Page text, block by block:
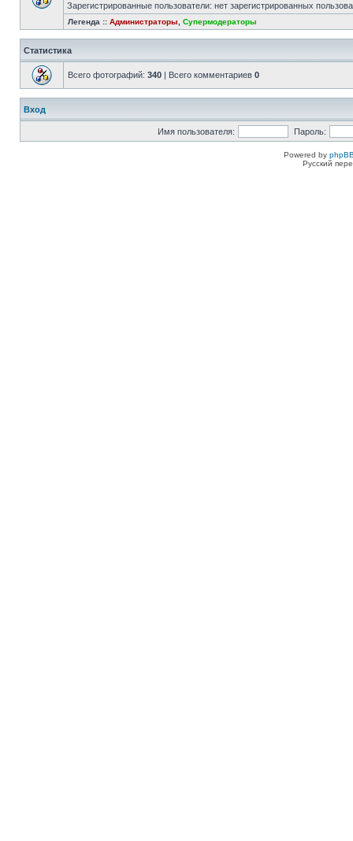
Зарегистрированные пользователи: нет зарегистрированных
Легенда :: Администраторы Супермодераторы
Статистика
Всего фотографий: 340 | Всего комментариев 0
Вход
Имя пользователя: Пароль:
Powered by
Русский